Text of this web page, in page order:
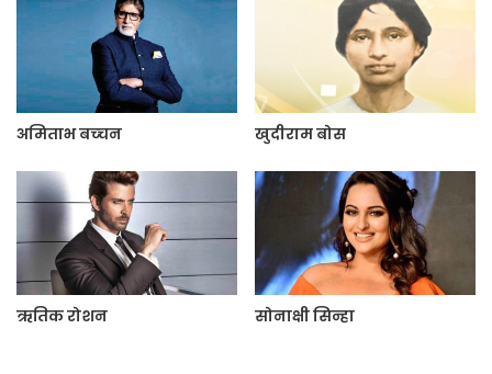
अमिताभ बच्‍चन खुदीराम बोस
ऋतिक रोशन सोनाक्षी सिन्हा